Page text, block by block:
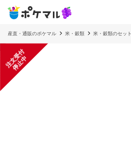
産直・通販のポケマル 米・穀類 米・穀類のセット
注
文
受
付
停
止
中